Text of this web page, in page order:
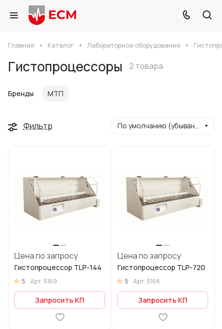
Главная Каталог Лабораторное оборудование
Гистопроцессоры 2 товара
Бренды МТП
Фильтр По умолчанию (убывание)
Цена по запросу
Гистопроцессор TLP-144
5 Арт. 5169
Запросить КП
Цена по запросу
Гистопроцессор TLP-720
5 Арт. 5168
Запросить КП